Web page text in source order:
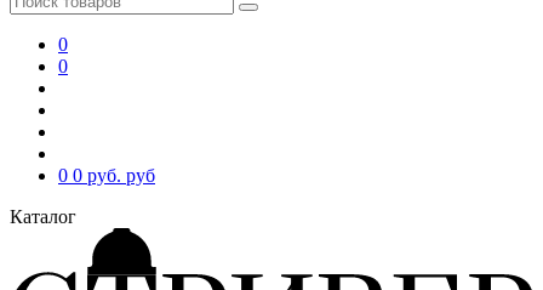
0
0
0 0 руб. руб
Каталог